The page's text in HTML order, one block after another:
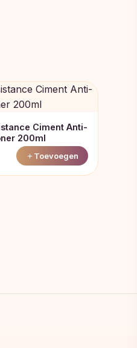
Ciment Anti-
200ml
Toevoegen